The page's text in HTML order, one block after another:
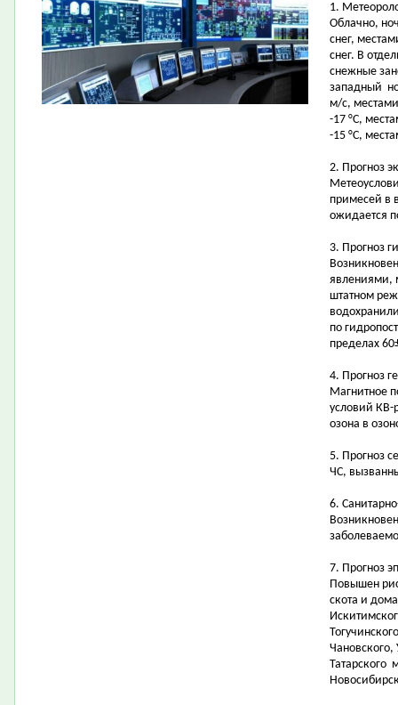
1.
Облачно,
снег,
снег. В
снежные
западный
м/с,
-17 °С,
-15 °С,
2. Прогноз
примесей в
ожидается
3. Прогноз
явлениями,
штатном
по
пределах
4. Прогноз
Магнитное
условий
озона в
5. Прогноз
ЧС,
6.
7. Прогноз
Повышен
скота и
Чановского,
Татарского